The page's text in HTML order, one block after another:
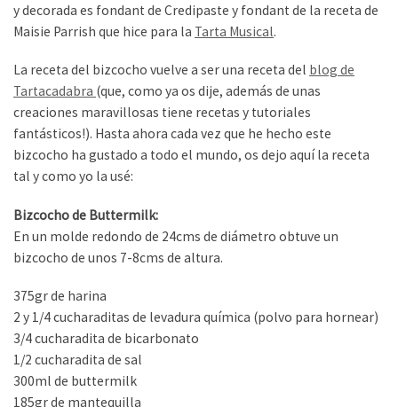
y decorada es fondant de Credipaste y fondant de la receta de
Maisie Parrish que hice para la Tarta Musical.
La receta del bizcocho vuelve a ser una receta del blog de
Tartacadabra (que, como ya os dije, además de unas
creaciones maravillosas tiene recetas y tutoriales
fantásticos!). Hasta ahora cada vez que he hecho este
bizcocho ha gustado a todo el mundo, os dejo aquí la receta
tal y como yo la usé:
Bizcocho de Buttermilk:
En un molde redondo de 24cms de diámetro obtuve un
bizcocho de unos 7-8cms de altura.
375gr de harina
2 y 1/4 cucharaditas de levadura química (polvo para hornear)
3/4 cucharadita de bicarbonato
1/2 cucharadita de sal
300ml de buttermilk
185gr de mantequilla